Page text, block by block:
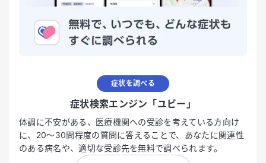
症状を調べる
症状検索エンジン「ユビー」
体調に不安がある、医療機関への受診を考えている方向け
に、20〜30問程度の質問に答えることで、あなたに関連性
のある病名や、適切な受診先を無料で調べられます。